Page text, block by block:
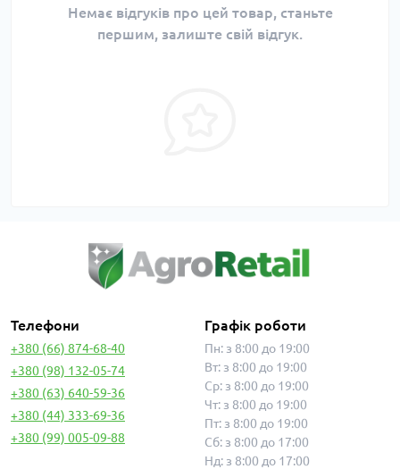
Немає відгуків про цей товар, станьте
першим, залиште свій відгук.
Телефони
+380 (66) 874-68-40
+380 (98) 132-05-74
+380 (63) 640-59-36
+380 (44) 333-69-36
+380 (99) 005-09-88
Графік роботи
Пн: з 8:00 до 19:00
Вт: з 8:00 до 19:00
Ср: з 8:00 до 19:00
Чт: з 8:00 до 19:00
Пт: з 8:00 до 19:00
Сб: з 8:00 до 17:00
Нд: з 8:00 до 17:00